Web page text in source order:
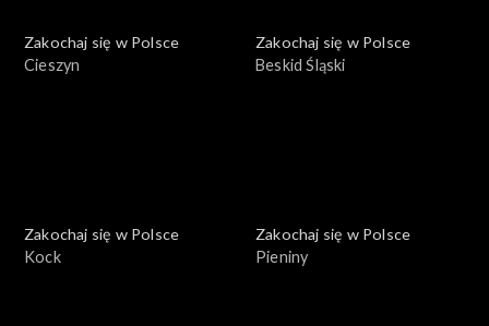
Zakochaj się w Polsce
Cieszyn
Zakochaj się w Polsce
Beskid Śląski
Zakochaj się w Polsce
Kock
Zakochaj się w Polsce
Pieniny